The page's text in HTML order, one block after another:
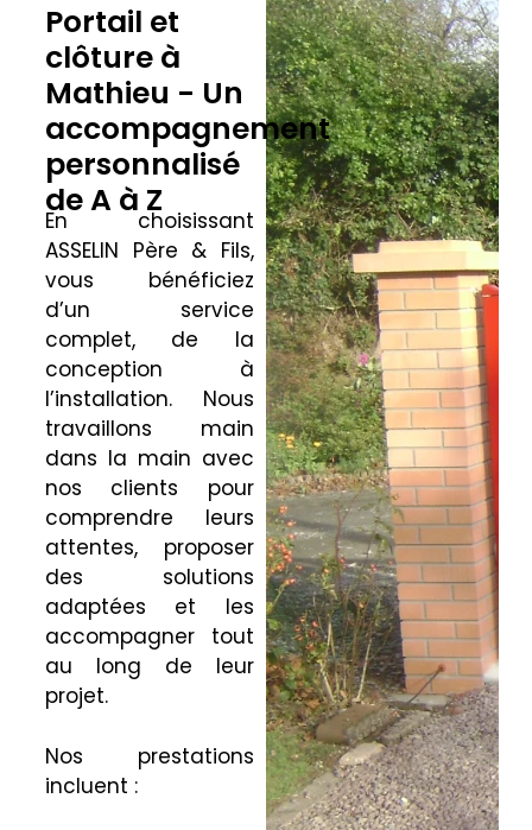
Portail et
clôture à
Mathieu - Un
accompagnement
personnalisé
de A à Z
En choisissant
ASSELIN Père & Fils,
vous bénéficiez
d’un service
complet, de la
conception à
l’installation. Nous
travaillons main
dans la main avec
nos clients pour
comprendre leurs
attentes, proposer
des solutions
adaptées et les
accompagner tout
au long de leur
projet.
Nos prestations
incluent :